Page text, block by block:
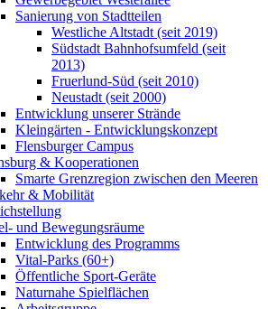
Sanierung von Stadtteilen
Westliche Altstadt (seit 2019)
Südstadt Bahnhofsumfeld (seit
2013)
Fruerlund-Süd (seit 2010)
Neustadt (seit 2000)
Entwicklung unserer Strände
Kleingärten - Entwicklungskonzept
Flensburger Campus
& Kooperationen
Smarte Grenzregion zwischen den Meeren
& Mobilität
und Bewegungsräume
Entwicklung des Programms
Vital-Parks (60+)
Öffentliche Sport-Geräte
Naturnahe Spielflächen